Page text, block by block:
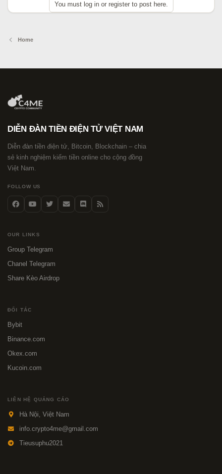
You must log in or register to post here.
Home
DIỄN ĐÀN TIỀN ĐIỆN TỬ VIỆT NAM
Diễn đàn tiền điện tử, Bitcoin, Blockchain – chia
sẻ kinh nghiệm kiếm tiền online cho cộng đồng
Việt Nam.
FOLLOW US
OUR LINKS
Group Telegram
Chanel Telegram
Share Kèo Airdrop
ĐỐI TÁC
Bybit
Binance.com
Okex.com
Kucoin.com
LIÊN HỆ QUẢNG CÁO
Hà Nội, Việt Nam
info.crypto4me@gmail.com
Tieusuphu2021